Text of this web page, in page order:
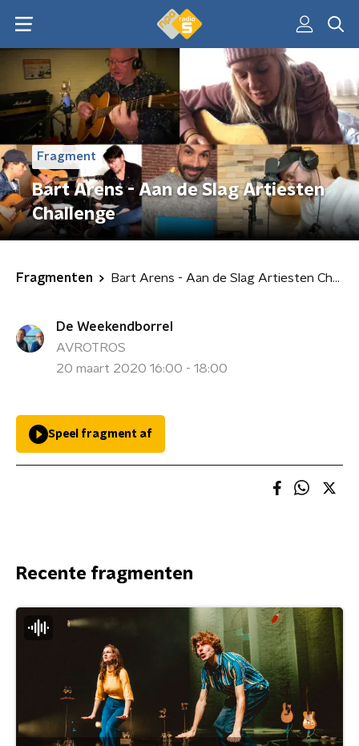
Fragment
Bart Arens - Aan de Slag Artiesten
Challenge
Fragmenten Bart Arens - Aan de Slag Artiesten Challenge
De Weekendborrel
AVROTROS
20 maart 2020 16:00 - 18:00
Speel fragment af
Recente fragmenten